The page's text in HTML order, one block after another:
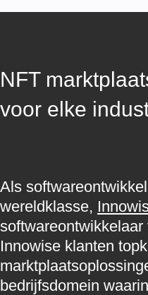
NFT
voor elke
Als
wereldklasse,
Innowise klanten
bedrijfsdomein